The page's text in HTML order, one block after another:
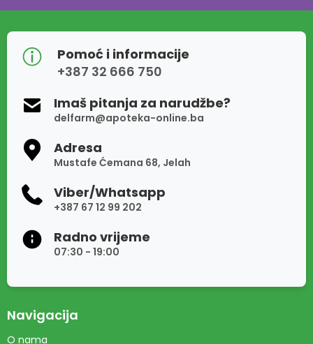
Pomoć i informacije
+387 32 666 750
Imaš pitanja za narudžbe?
delfarm@apoteka-online.ba
Adresa
Mustafe Ćemana 68, Jelah
Viber/Whatsapp
+387 67 12 99 202
Radno vrijeme
07:30 - 19:00
Navigacija
O nama